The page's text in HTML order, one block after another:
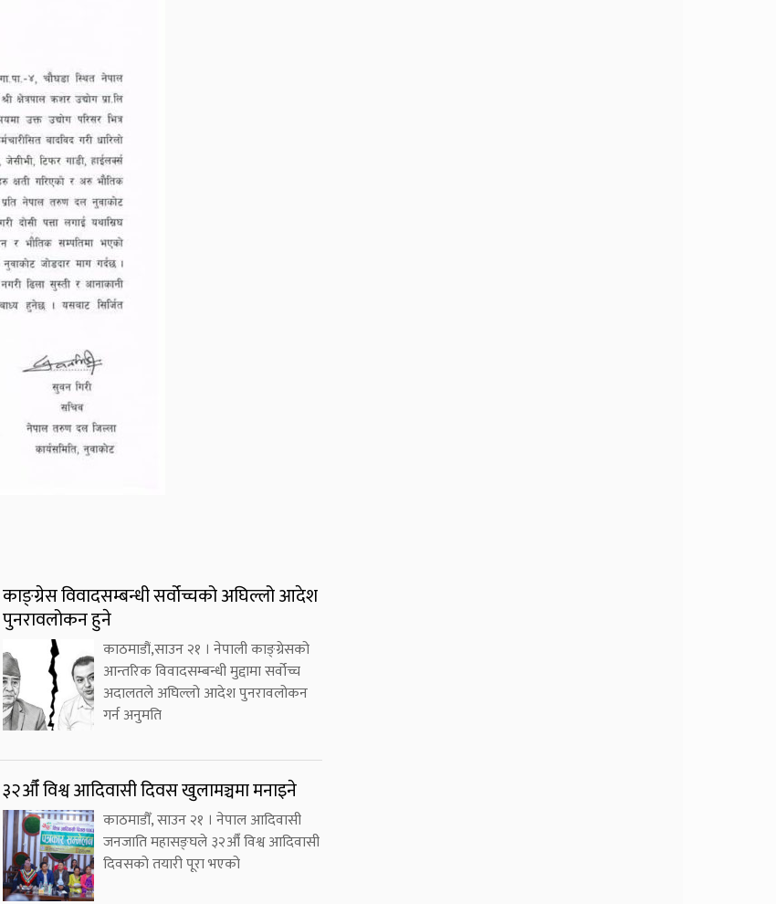
काङ्ग्रेस विवादसम्बन्धी सर्वोच्चको अघिल्लो आदेश
पुनरावलोकन हुने
काठमाडौं,साउन २१ । नेपाली काङ्ग्रेसको
आन्तरिक विवादसम्बन्धी मुद्दामा सर्वोच्च
अदालतले अघिल्लो आदेश पुनरावलोकन
गर्न अनुमति
३२औँ विश्व आदिवासी दिवस खुलामञ्चमा मनाइने
काठमाडौँ, साउन २१ । नेपाल आदिवासी
जनजाति महासङ्घले ३२औँ विश्व आदिवासी
दिवसको तयारी पूरा भएको